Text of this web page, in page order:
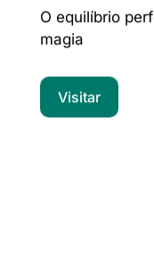
O equilíbrio
magia
Visitar